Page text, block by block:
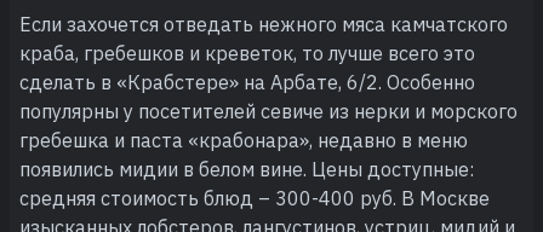
Если захочется отведать нежного мяса камчатского
краба, гребешков и креветок, то лучше всего это
сделать в «Крабстере» на Арбате, 6/2. Особенно
популярны у посетителей севиче из нерки и морского
гребешка и паста «крабонара», недавно в меню
появились мидии в белом вине. Цены доступные:
средняя стоимость блюд – 300-400 руб. В Москве
изысканных лобстеров, лангустинов, устриц, мидий и